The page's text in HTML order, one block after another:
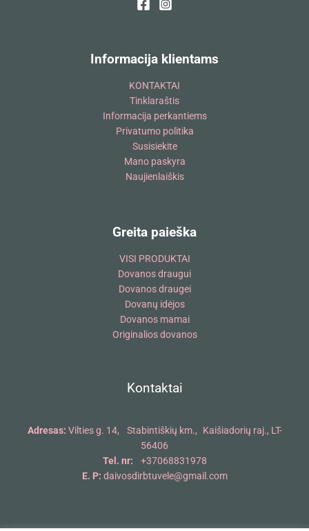
Informacija klientams
KONTAKTAI
Tinklaraštis
Informacija perkantiems
Privatumo politika
Susisiekite
Mano paskyra
Naujienlaiškis
Greita paieška
VISI PRODUKTAI
Dovanos draugui
Dovanos draugei
Dovanų idėjos
Dovanos mamai
Originalios dovanos
Kontaktai
Adresas: Vilties g. 14, Stabintiškių km., Kaišiadorių raj., LT-
56406
Tel. nr:
+37068831978
E. P: daivosdirbtuvele@gmail.com